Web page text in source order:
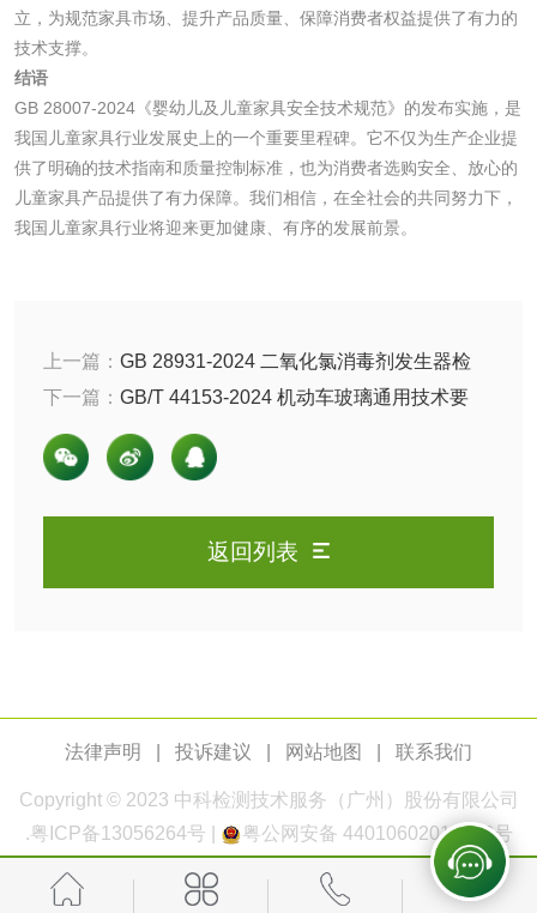
立，为规范家具市场、提升产品质量、保障消费者权益提供了有力的
技术支撑。
结语
GB 28007-2024《婴幼儿及儿童家具安全技术规范》的发布实施，是
我国儿童家具行业发展史上的一个重要里程碑。它不仅为生产企业提
供了明确的技术指南和质量控制标准，也为消费者选购安全、放心的
儿童家具产品提供了有力保障。我们相信，在全社会的共同努力下，
我国儿童家具行业将迎来更加健康、有序的发展前景。
上一篇： GB 28931-2024 二氧化氯消毒剂发生器检
测，新旧标准对比
下一篇： GB/T 44153-2024 机动车玻璃通用技术要
求：全面保障行车安全
返回列表
法律声明 投诉建议 网站地图 联系我们
Copyright © 2023 中科检测 技术服务（广州）股份有限公司
.粤ICP备13056264号 粤公网安备 44010602011168号
检测
三氯异氰尿酸检测 磷酸二氢铵检测
测
脱硫脱硝活性炭检
煤质活性炭检测
电厂水处理活性炭
有机肥检测 钾肥检测
磷酸肥料检测